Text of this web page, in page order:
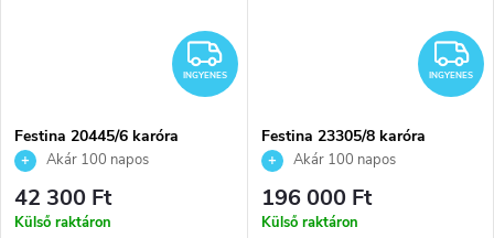
INGYENES
INGYENES
Festina 20445/6 karóra
Akár 100 napos
visszaküldési lehetőség. Hivatalos
márkakereskedő.
42 300 Ft
Külső raktáron
INGYENES
Festina 23305/8 karóra
Akár 100 napos
visszaküldési lehetőség. Hivatalos
márkakereskedő.
196 000 Ft
Külső raktáron